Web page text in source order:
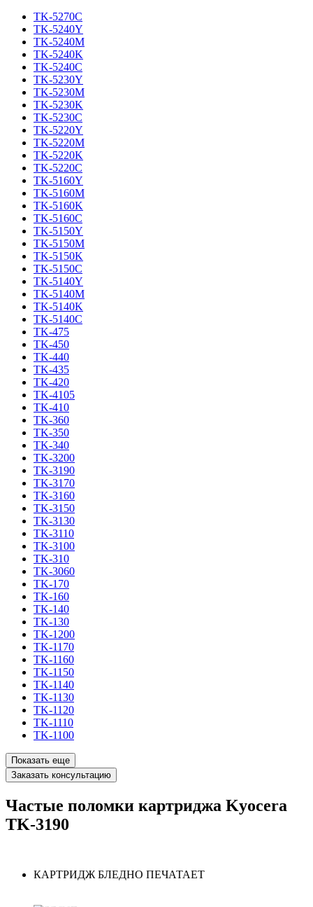
TK-5270C
TK-5240Y
TK-5240M
TK-5240K
TK-5240C
TK-5230Y
TK-5230M
TK-5230K
TK-5230C
TK-5220Y
TK-5220M
TK-5220K
TK-5220C
TK-5160Y
TK-5160M
TK-5160K
TK-5160C
TK-5150Y
TK-5150M
TK-5150K
TK-5150C
TK-5140Y
TK-5140M
TK-5140K
TK-5140C
TK-475
TK-450
TK-440
TK-435
TK-420
TK-4105
TK-410
TK-360
TK-350
TK-340
TK-3200
TK-3190
TK-3170
TK-3160
TK-3150
TK-3130
TK-3110
TK-3100
TK-310
TK-3060
TK-170
TK-160
TK-140
TK-130
TK-1200
TK-1170
TK-1160
TK-1150
TK-1140
TK-1130
TK-1120
TK-1110
TK-1100
Показать еще
Заказать консультацию
Частые поломки картриджа Kyocera
TK-3190
КАРТРИДЖ БЛЕДНО ПЕЧАТАЕТ